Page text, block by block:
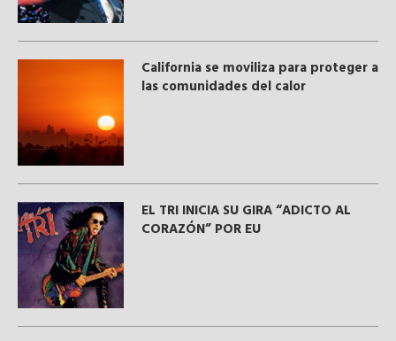
California se moviliza para proteger a
las comunidades del calor
EL TRI INICIA SU GIRA “ADICTO AL
CORAZÓN” POR EU